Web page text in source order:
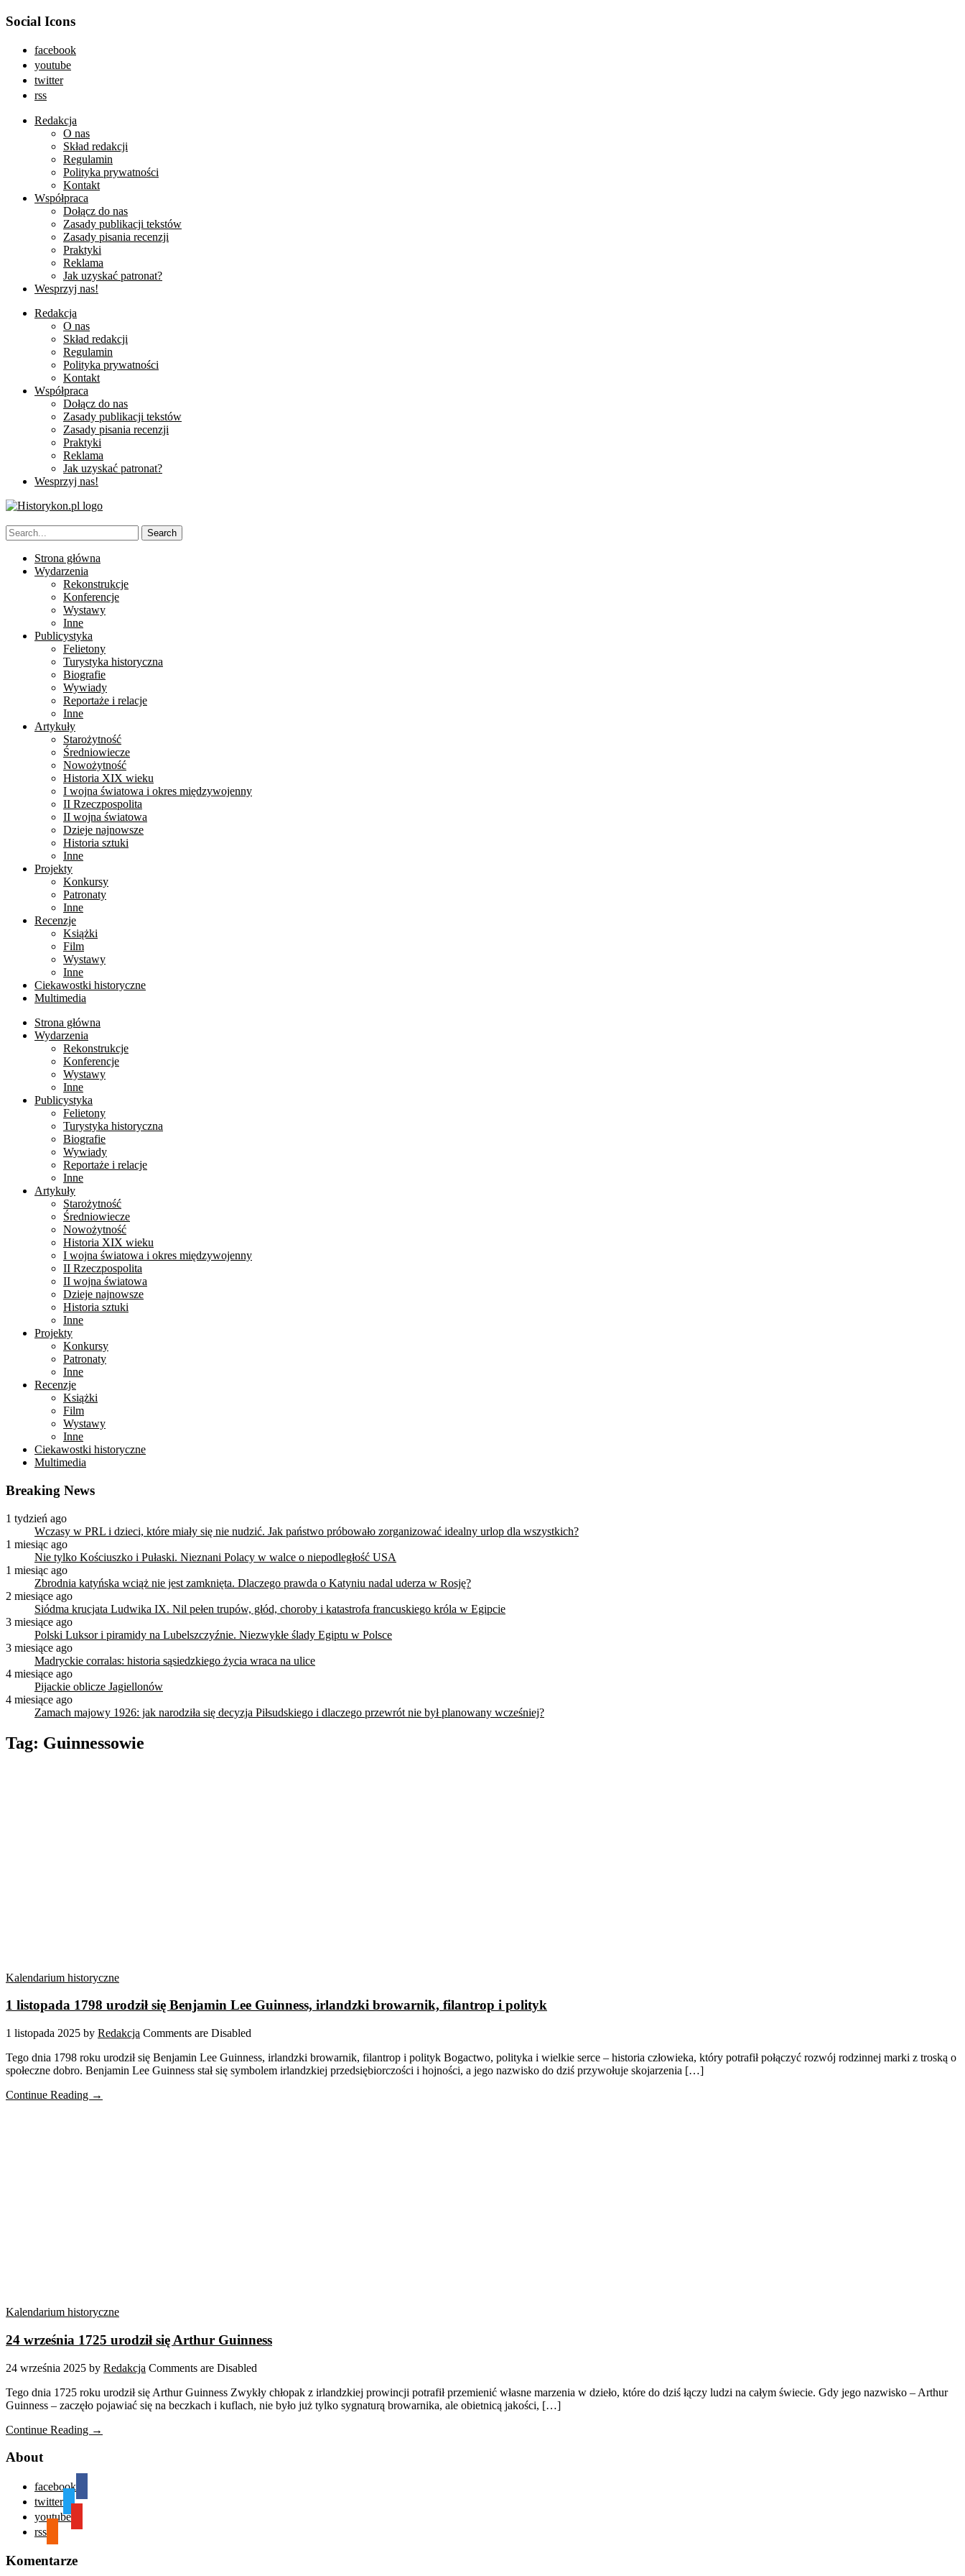
Social Icons
facebook
youtube
twitter
rss
Redakcja
O nas
Skład redakcji
Regulamin
Polityka prywatności
Kontakt
Współpraca
Dołącz do nas
Zasady publikacji tekstów
Zasady pisania recenzji
Praktyki
Reklama
Jak uzyskać patronat?
Wesprzyj nas!
Redakcja
O nas
Skład redakcji
Regulamin
Polityka prywatności
Kontakt
Współpraca
Dołącz do nas
Zasady publikacji tekstów
Zasady pisania recenzji
Praktyki
Reklama
Jak uzyskać patronat?
Wesprzyj nas!
Strona główna
Wydarzenia
Rekonstrukcje
Konferencje
Wystawy
Inne
Publicystyka
Felietony
Turystyka historyczna
Biografie
Wywiady
Reportaże i relacje
Inne
Artykuły
Starożytność
Średniowiecze
Nowożytność
Historia XIX wieku
I wojna światowa i okres międzywojenny
II Rzeczpospolita
II wojna światowa
Dzieje najnowsze
Historia sztuki
Inne
Projekty
Konkursy
Patronaty
Inne
Recenzje
Książki
Film
Wystawy
Inne
Ciekawostki historyczne
Multimedia
Strona główna
Wydarzenia
Rekonstrukcje
Konferencje
Wystawy
Inne
Publicystyka
Felietony
Turystyka historyczna
Biografie
Wywiady
Reportaże i relacje
Inne
Artykuły
Starożytność
Średniowiecze
Nowożytność
Historia XIX wieku
I wojna światowa i okres międzywojenny
II Rzeczpospolita
II wojna światowa
Dzieje najnowsze
Historia sztuki
Inne
Projekty
Konkursy
Patronaty
Inne
Recenzje
Książki
Film
Wystawy
Inne
Ciekawostki historyczne
Multimedia
Breaking News
1 tydzień ago
Wczasy w PRL i dzieci, które miały się nie nudzić. Jak państwo próbowało zorganizować idealny urlop dla wszystkich?
1 miesiąc ago
Nie tylko Kościuszko i Pułaski. Nieznani Polacy w walce o niepodległość USA
1 miesiąc ago
Zbrodnia katyńska wciąż nie jest zamknięta. Dlaczego prawda o Katyniu nadal uderza w Rosję?
2 miesiące ago
Siódma krucjata Ludwika IX. Nil pełen trupów, głód, choroby i katastrofa francuskiego króla w Egipcie
3 miesiące ago
Polski Luksor i piramidy na Lubelszczyźnie. Niezwykłe ślady Egiptu w Polsce
3 miesiące ago
Madryckie corralas: historia sąsiedzkiego życia wraca na ulice
4 miesiące ago
Pijackie oblicze Jagiellonów
4 miesiące ago
Zamach majowy 1926: jak narodziła się decyzja Piłsudskiego i dlaczego przewrót nie był planowany wcześniej?
Tag: Guinnessowie
Kalendarium historyczne
1 listopada 1798 urodził się Benjamin Lee Guinness, irlandzki browarnik, filantrop i polityk
1 listopada 2025 by Redakcja Comments are Disabled
Tego dnia 1798 roku urodził się Benjamin Lee Guinness, irlandzki browarnik, filantrop i polityk Bogactwo, polityka i wielkie serce – historia człowieka, który potrafił połączyć rozwój rodzinnej marki z troską o
społeczne dobro. Benjamin Lee Guinness stał się symbolem irlandzkiej przedsiębiorczości i hojności, a jego nazwisko do dziś przywołuje skojarzenia […]
Continue Reading →
Kalendarium historyczne
24 września 1725 urodził się Arthur Guinness
24 września 2025 by Redakcja Comments are Disabled
Tego dnia 1725 roku urodził się Arthur Guinness Zwykły chłopak z irlandzkiej prowincji potrafił przemienić własne marzenia w dzieło, które do dziś łączy ludzi na całym świecie. Gdy jego nazwisko – Arthur
Guinness – zaczęło pojawiać się na beczkach i kuflach, nie było już tylko sygnaturą browarnika, ale obietnicą jakości, […]
Continue Reading →
About
facebook
twitter
youtube
rss
Komentarze